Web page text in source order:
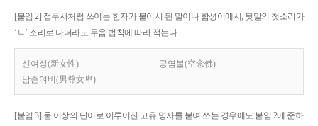
[붙임 2] 접두사처럼 쓰이는 한자가 붙어서 된 말이나 합성어에서, 뒷말의 첫소리가
‘ㄴ’ 소리로 나더라도 두음 법칙에 따라 적는다.
신여성(新女性)
공염불(空念佛)
남존여비(男尊女卑)
[붙임 3] 둘 이상의 단어로 이루어진 고유 명사를 붙여 쓰는 경우에도 붙임 2에 준하